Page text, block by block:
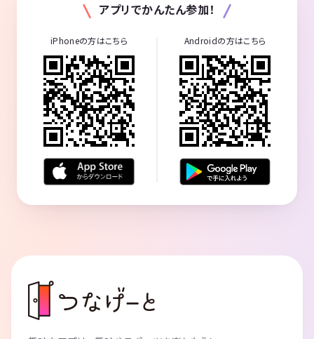
アプリでかんたん参加！
iPhoneの方はこちら Androidの方はこちら